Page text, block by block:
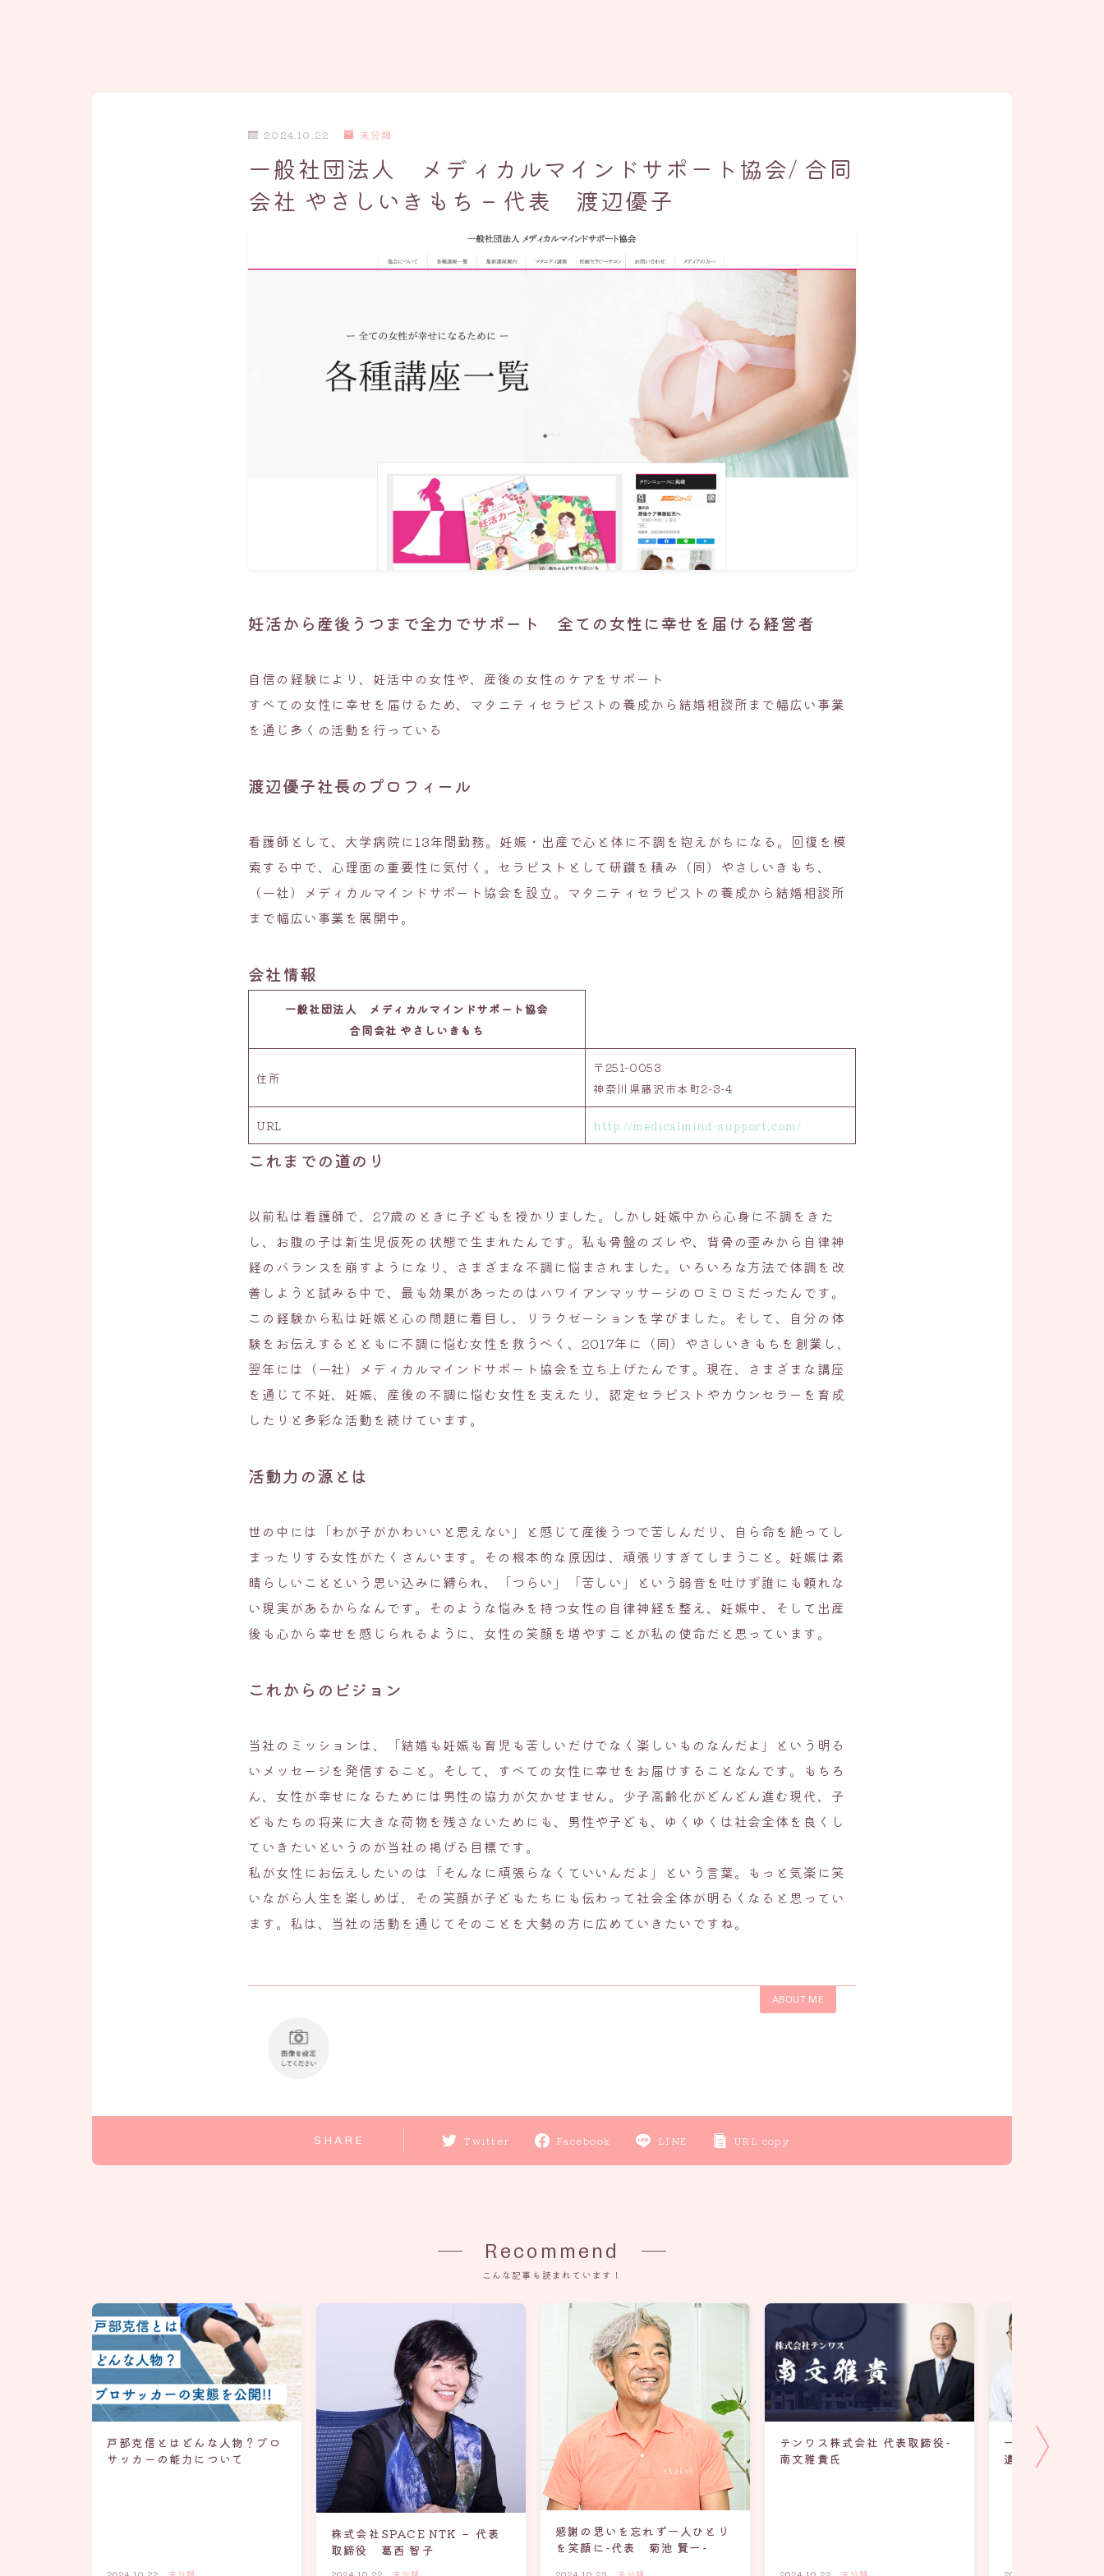
2024.10.22 未分類
一般社団法人 メディカルマインドサポート協会/ 合同
会社 やさしいきもち – 代表 渡辺優子
妊活から産後うつまで全力でサポート 全ての女性に幸せを届ける経営者
自信の経験により、妊活中の女性や、産後の女性のケアをサポート
すべての女性に幸せを届けるため、マタニティセラピストの養成から結婚相談所まで幅広い事業
を通じ多くの活動を行っている
渡辺優子社長のプロフィール
看護師として、大学病院に13年間勤務。妊娠・出産で心と体に不調を抱えがちになる。回復を模
索する中で、心理面の重要性に気付く。セラピストとして研鑽を積み（同）やさしいきもち、
（一社）メディカルマインドサポート協会を設立。マタニティセラピストの養成から結婚相談所
まで幅広い事業を展開中。
会社情報
一般社団法人 メディカルマインドサポート協会
合同会社 やさしいきもち
住所
〒251-0053
神奈川県藤沢市本町2-3-4
URL http://medicalmind-support.com/
これまでの道のり
以前私は看護師で、27歳のときに子どもを授かりました。しかし妊娠中から心身に不調をきた
し、お腹の子は新生児仮死の状態で生まれたんです。私も骨盤のズレや、背骨の歪みから自律神
経のバランスを崩すようになり、さまざまな不調に悩まされました。いろいろな方法で体調を改
善しようと試みる中で、最も効果があったのはハワイアンマッサージのロミロミだったんです。
この経験から私は妊娠と心の問題に着目し、リラクゼーションを学びました。そして、自分の体
験をお伝えするとともに不調に悩む女性を救うべく、2017年に（同）やさしいきもちを創業し、
翌年には（一社）メディカルマインドサポート協会を立ち上げたんです。現在、さまざまな講座
を通じて不妊、妊娠、産後の不調に悩む女性を支えたり、認定セラピストやカウンセラーを育成
したりと多彩な活動を続けています。
活動力の源とは
世の中には「わが子がかわいいと思えない」と感じて産後うつで苦しんだり、自ら命を絶ってし
まったりする女性がたくさんいます。その根本的な原因は、頑張りすぎてしまうこと。妊娠は素
晴らしいことという思い込みに縛られ、「つらい」「苦しい」という弱音を吐けず誰にも頼れな
い現実があるからなんです。そのような悩みを持つ女性の自律神経を整え、妊娠中、そして出産
後も心から幸せを感じられるように、女性の笑顔を増やすことが私の使命だと思っています。
これからのビジョン
当社のミッションは、「結婚も妊娠も育児も苦しいだけでなく楽しいものなんだよ」という明る
いメッセージを発信すること。そして、すべての女性に幸せをお届けすることなんです。もちろ
ん、女性が幸せになるためには男性の協力が欠かせません。少子高齢化がどんどん進む現代、子
どもたちの将来に大きな荷物を残さないためにも、男性や子ども、ゆくゆくは社会全体を良くし
ていきたいというのが当社の掲げる目標です。
私が女性にお伝えしたいのは「そんなに頑張らなくていいんだよ」という言葉。もっと気楽に笑
いながら人生を楽しめば、その笑顔が子どもたちにも伝わって社会全体が明るくなると思ってい
ます。私は、当社の活動を通じてそのことを大勢の方に広めていきたいですね。
ABOUT ME
SHARE Twitter Facebook LINE URL copy
Recommend
こんな記事も読まれています！
戸部克信とはどんな人物？プロ
サッカーの能力について
株式会社SPACE NTK － 代表
取締役 葛西 智子
感謝の思いを忘れず一人ひとり
を笑顔に-代表 菊池 賢一-
テンワス株式会社 代表取締役-
南文雅貴氏
一つひとつの品
遺品整理-代表